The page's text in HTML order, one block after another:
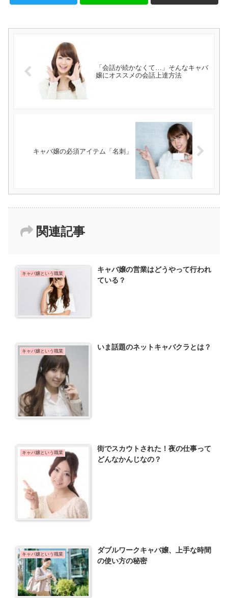
「会話が続かなくて…」そんなキャバ
嬢にオススメの会話上達方法
キャバ嬢の必須アイテム「名刺」
関連記事
キャバ嬢という職業
キャバ嬢の営業はどうやって行われ
ている？
キャバ嬢という職業 いま話題のネットキャバクラとは？
キャバ嬢という職業
街でスカウトされた！夜の仕事って
どんなかんじなの？
キャバ嬢という職業
ダブルワークキャバ嬢、上手な時間
の使い方の秘密